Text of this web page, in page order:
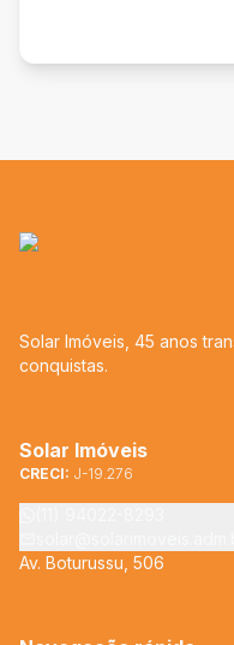
Solar Imóveis, 45 anos
conquistas.
Solar Imóveis
CRECI: J-19.276
Av. Boturussu, 506